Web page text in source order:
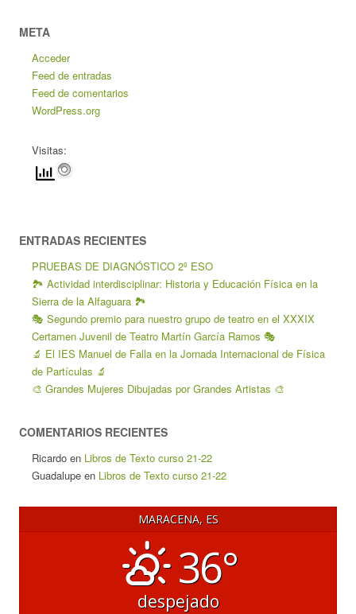
META
Acceder
Feed de entradas
Feed de comentarios
WordPress.org
Visitas:
ENTRADAS RECIENTES
PRUEBAS DE DIAGNÓSTICO 2º ESO
🏞️ Actividad interdisciplinar: Historia y Educación Física en la
Sierra de la Alfaguara 🏞️
🎭 Segundo premio para nuestro grupo de teatro en el XXXIX
Certamen Juvenil de Teatro Martín García Ramos 🎭
🔬 El IES Manuel de Falla en la Jornada Internacional de Física
de Partículas 🔬
🎨 Grandes Mujeres Dibujadas por Grandes Artistas 🎨
COMENTARIOS RECIENTES
Ricardo en Libros de Texto curso 21-22
Guadalupe en Libros de Texto curso 21-22
MARACENA, ES
36°
despejado